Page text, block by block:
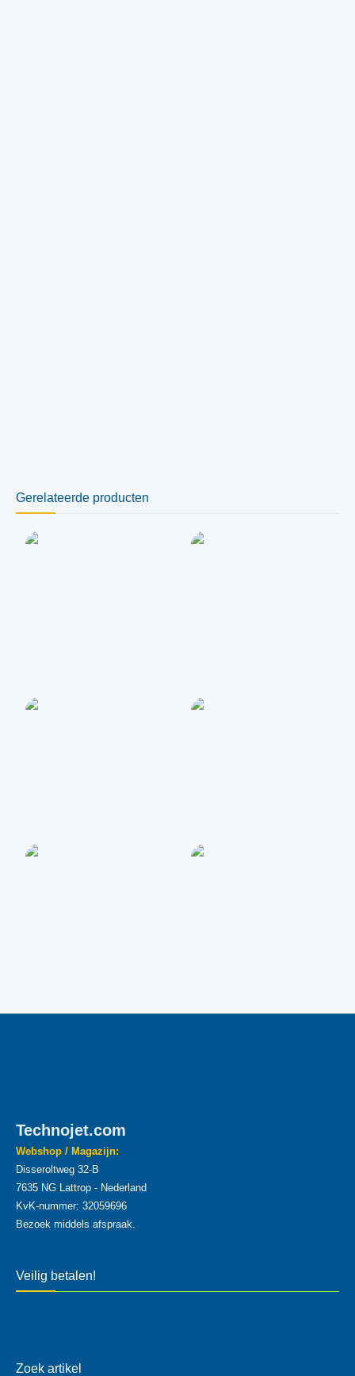
Gerelateerde producten
Technojet.com
Webshop / Magazijn:
Disseroltweg 32-B
7635 NG Lattrop - Nederland
KvK-nummer: 32059696
Bezoek middels afspraak.
Veilig betalen!
Zoek artikel